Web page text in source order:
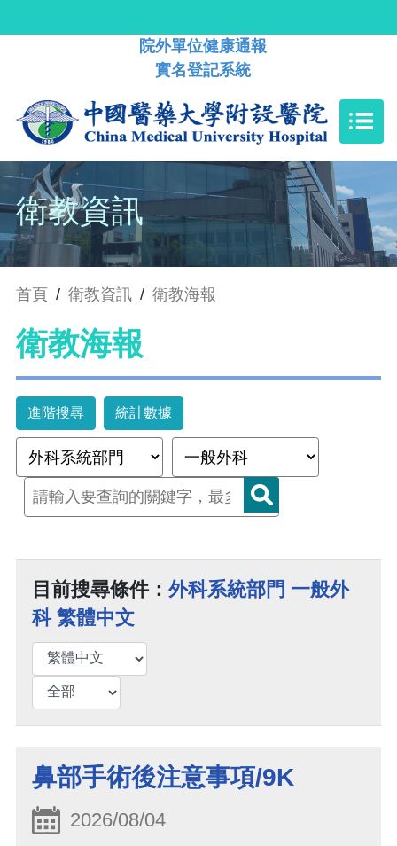
院外單位健康通報
實名登記系統
衛教資訊
首頁 / 衛教資訊 / 衛教海報
衛教海報
進階搜尋 統計數據
目前搜尋條件： 外科系統部門 一般外
科 繁體中文
鼻部手術後注意事項/9K
2026/08/04